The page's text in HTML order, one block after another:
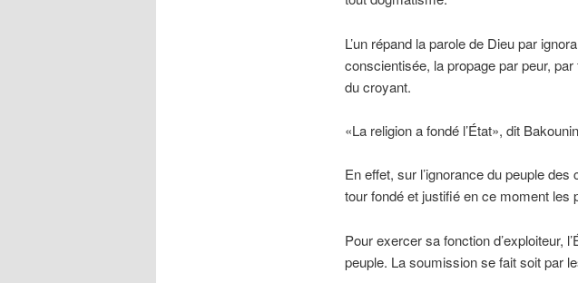
L’un répand la parole de Dieu par
conscientisée, la propage par peur,
du croyant.
«La religion a fondé l’État», dit
En effet, sur l’ignorance du peuple
tour fondé et justifié en ce moment les
Pour exercer sa fonction d’exploiteur,
peuple. La soumission se fait soit par